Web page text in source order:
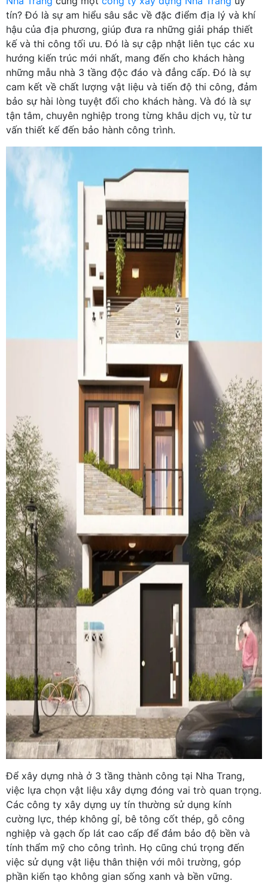
tín? Đó là sự am hiểu sâu sắc về đặc điểm địa lý và khí
hậu của địa phương, giúp đưa ra những giải pháp thiết
kế và thi công tối ưu. Đó là sự cập nhật liên tục các xu
hướng kiến trúc mới nhất, mang đến cho khách hàng
những mẫu nhà 3 tầng độc đáo và đẳng cấp. Đó là sự
cam kết về chất lượng vật liệu và tiến độ thi công, đảm
bảo sự hài lòng tuyệt đối cho khách hàng. Và đó là sự
tận tâm, chuyên nghiệp trong từng khâu dịch vụ, từ tư
vấn thiết kế đến bảo hành công trình.
Để xây dựng nhà ở 3 tầng thành công tại Nha Trang,
việc lựa chọn vật liệu xây dựng đóng vai trò quan trọng.
Các công ty xây dựng uy tín thường sử dụng kính
cường lực, thép không gỉ, bê tông cốt thép, gỗ công
nghiệp và gạch ốp lát cao cấp để đảm bảo độ bền và
tính thẩm mỹ cho công trình. Họ cũng chú trọng đến
việc sử dụng vật liệu thân thiện với môi trường, góp
phần kiến tạo không gian sống xanh và bền vững.